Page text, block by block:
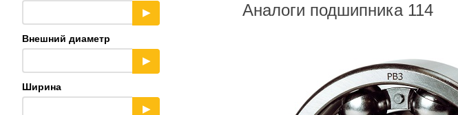
Аналоги подшипника 114
▶
Внешний диаметр
▶
Ширина
▶